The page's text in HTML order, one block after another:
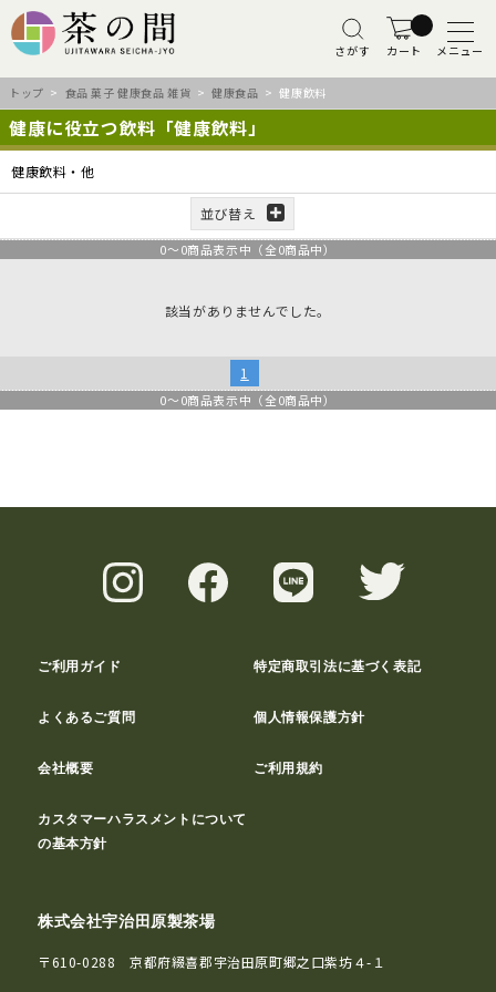
さがす カート メニュー
トップ > 食品 菓子 健康食品 雑貨 >健康食品 > 健康飲料
健康に役立つ飲料「健康飲料」
健康飲料・他
並び替え
0～0商品表示中（全0商品中）
該当がありませんでした。
1
0～0商品表示中（全0商品中）
ご利用ガイド 特定商取引法に基づく表記
よくあるご質問 個人情報保護方針
会社概要 ご利用規約
カスタマーハラスメントについて
の基本方針
株式会社宇治田原製茶場
〒610-0288 京都府綴喜郡宇治田原町郷之口紫坊４-１